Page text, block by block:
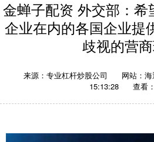
金蝉子配资 外交部：希
企业在内的各国企业提
歧视的营
来源：专业杠杆炒股公司 网站：
15:13:28
查看